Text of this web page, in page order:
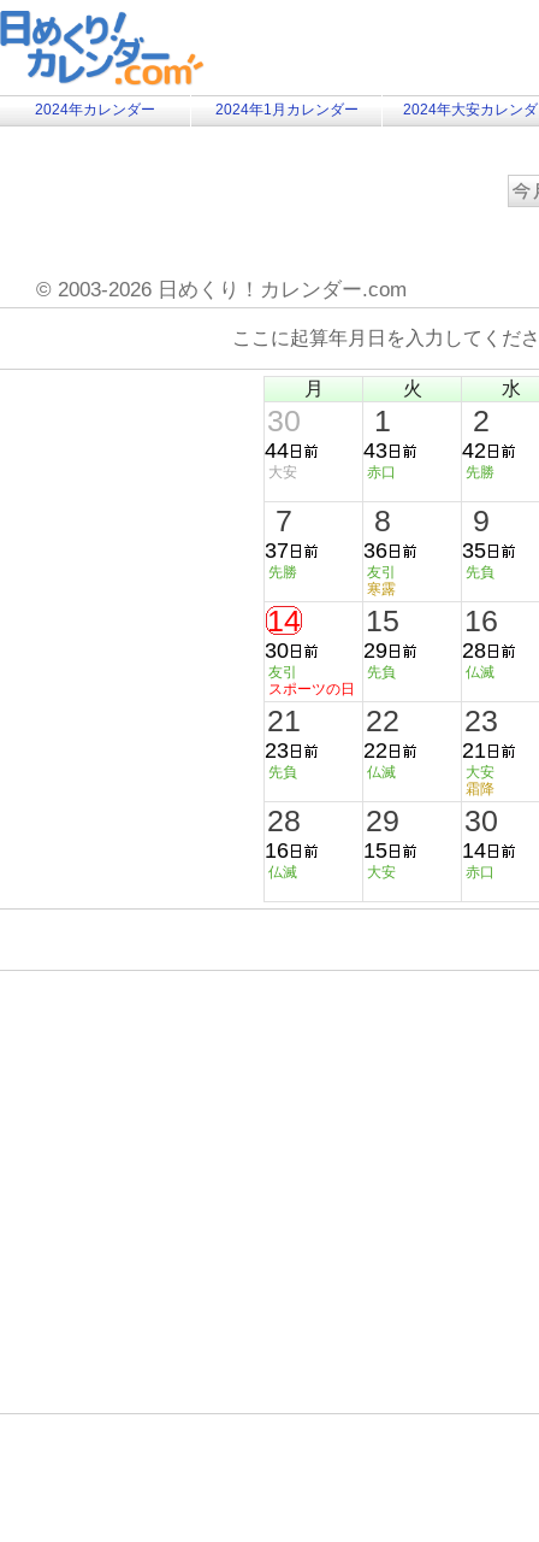
2024年カレンダー 2024年1月カレンダー 2024年大安カレン
© 2003-2026 日めくり！カレンダー.com
ここに起算年月日を入力してく
月 火 水
30
44
大安
1
43
赤口
2
42
先勝
7
37
先勝
8
36
友引
寒露
9
35
先負
14
30
友引
スポーツの日
15
29
先負
16
28
仏滅
21
23
先負
22
22
仏滅
23
21
大安
霜降
28
16
仏滅
29
15
大安
30
14
赤口